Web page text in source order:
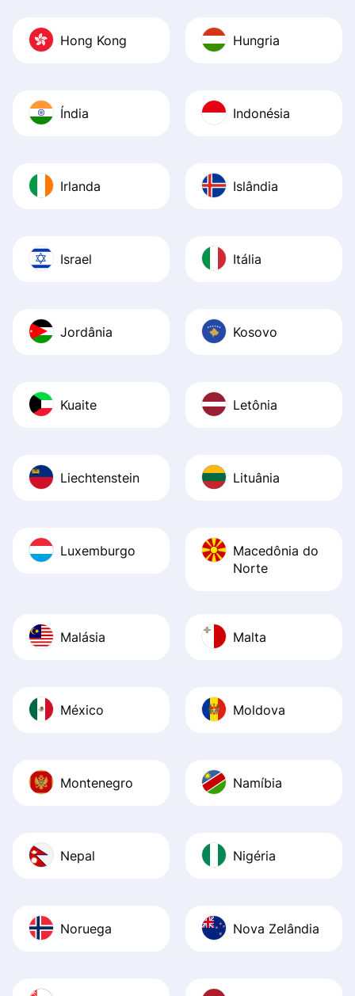
Hong Kong Hungria
Índia Indonésia
Irlanda Islândia
Israel Itália
Jordânia Kosovo
Kuaite Letônia
Liechtenstein Lituânia
Luxemburgo
Macedônia do
Norte
Malásia Malta
México Moldova
Montenegro Namíbia
Nepal Nigéria
Noruega Nova Zelândia